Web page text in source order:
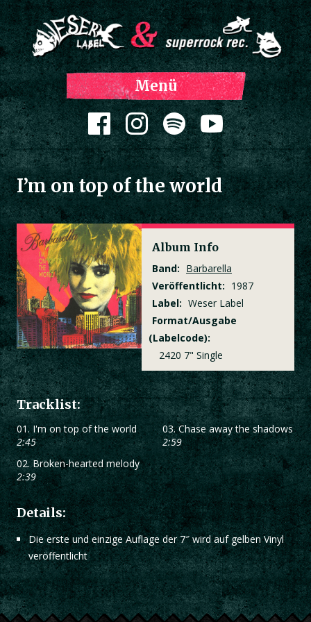
Menü
Zum Inhalt springen
I’m on top of the world
Album Info
Band: Barbarella
Veröffentlicht: 1987
Label: Weser Label
Format/Ausgabe
(Labelcode):
2420 7" Single
Tracklist:
01. I'm on top of the world
2:45
02. Broken-hearted melody
2:39
03. Chase away the shadows
2:59
Details:
Die erste und einzige Auflage der 7″ wird auf gelben Vinyl
veröffentlicht